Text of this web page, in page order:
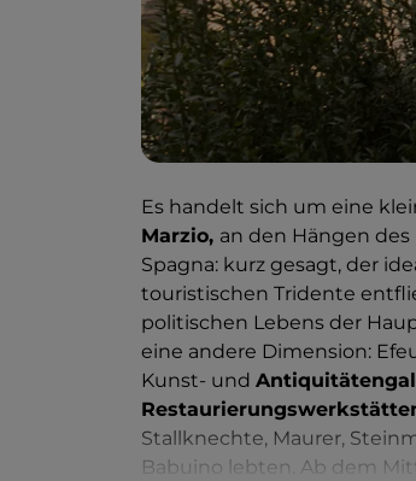
Es handelt sich um eine
Marzio, an den Hängen des
Spagna: kurz gesagt, der
touristischen Tridente
politischen Lebens der
eine andere Dimension:
Kunst- und
Stallknechte, Maurer,
Babuino lebten. Ab dem